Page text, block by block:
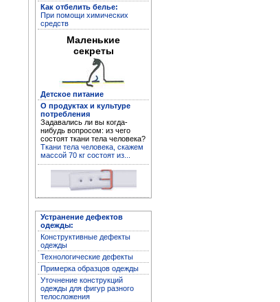
Устранение дефектов
одежды
"Здоровье"
Как отбелить белье:
При помощи химических
средств
Маленькие
секреты
Детское питание
О продуктах и культуре
потребления
Задавались ли вы когда-
нибудь вопросом: из чего
состоят ткани тела человека?
Ткани тела человека, скажем
массой 70 кг состоят из...
Устранение дефектов
одежды:
Конструктивные дефекты
одежды
Технологические дефекты
Примерка образцов одежды
Уточнение конструкций
одежды для фигур разного
телосложения